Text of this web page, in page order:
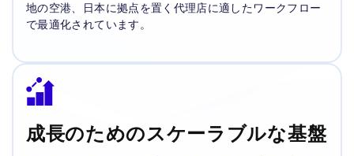
地の空港、日本に拠点を置く代理店に適したワークフロー
で最適化されています。
成長のためのスケーラブルな基盤